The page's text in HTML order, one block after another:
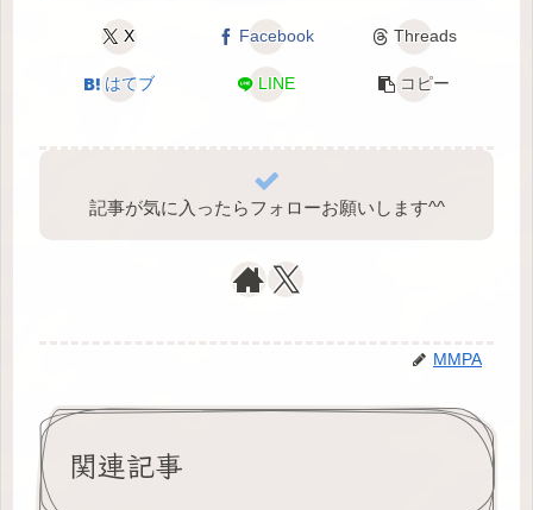
X Facebook Threads
はてブ LINE コピー
記事が気に入ったらフォローお願いします^⁠^⁠
MMPA
関連記事